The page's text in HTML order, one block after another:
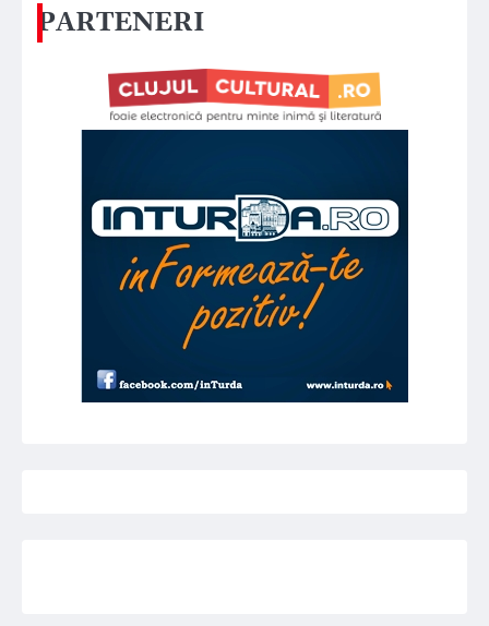
PARTENERI